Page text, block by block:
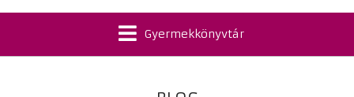
Gyermekkönyvtár